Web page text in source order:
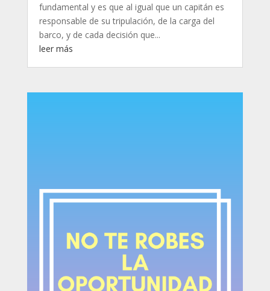
fundamental y es que al igual que un capitán es
responsable de su tripulación, de la carga del
barco, y de cada decisión que...
leer más